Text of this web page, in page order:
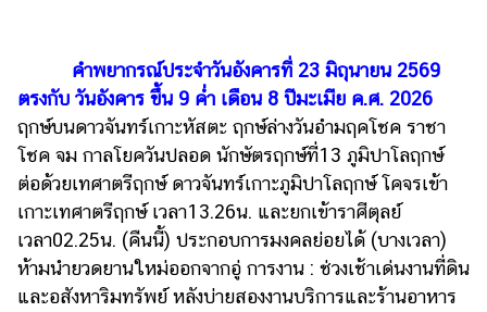
ผู้ชาย
สุขภาพ
ท่อง
เที่ยว
สูตร
อาหาร
ง่ายๆ
คำพยากรณ์ประจำวันอังคารที่ 23 มิถุนายน 2569
ตรงกับ วันอังคาร ขึ้น 9 ค่ำ เดือน 8 ปีมะเมีย ค.ศ. 2026
ฤกษ์บนดาวจันทร์เกาะหัสตะ ฤกษ์ล่างวันอำมฤคโชค ราชา
โชค จม กาลโยควันปลอด นักษัตรฤกษ์ที่13 ภูมิปาโลฤกษ์
ต่อด้วยเทศาตรีฤกษ์ ดาวจันทร์เกาะภูมิปาโลฤกษ์ โคจรเข้า
เกาะเทศาตรีฤกษ์ เวลา13.26น. และยกเข้าราศีตุลย์
เวลา02.25น. (คืนนี้) ประกอบการมงคลย่อยได้ (บางเวลา)
ห้ามนำยวดยานใหม่ออกจากอู่ การงาน : ช่วงเช้าเด่นงานที่ดิน
และอสังหาริมทรัพย์ หลังบ่ายสองงานบริการและร้านอาหาร